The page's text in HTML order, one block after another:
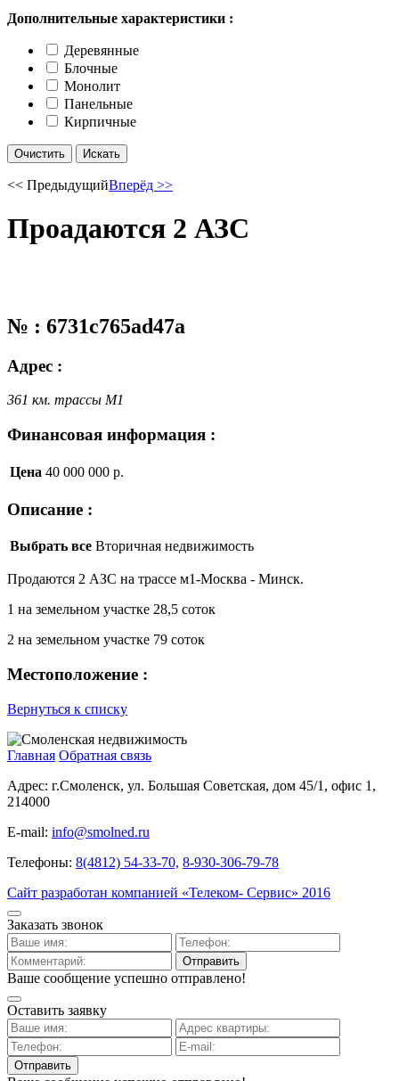
Дополнительные характеристики :
Деревянные
Блочные
Монолит
Панельные
Кирпичные
<< ПредыдущийВперёд >>
Проадаются 2 АЗС
№ : 6731c765ad47a
Адрес :
361 км. трассы М1
Финансовая информация :
Цена 40 000 000 р.
Описание :
Выбрать все Вторичная недвижимость
Продаются 2 АЗС на трассе м1-Москва - Минск.
1 на земельном участке 28,5 соток
2 на земельном участке 79 соток
Местоположение :
Вернуться к списку
Главная Обратная связь
Адрес: г.Смоленск, ул. Большая Советская, дом 45/1, офис 1,
214000
E-mail: info@smolned.ru
Телефоны: 8(4812) 54-33-70, 8-930-306-79-78
Сайт разработан компанией «Телеком- Сервис» 2016
Заказать звонок
Ваше сообщение успешно отправлено!
Оставить заявку